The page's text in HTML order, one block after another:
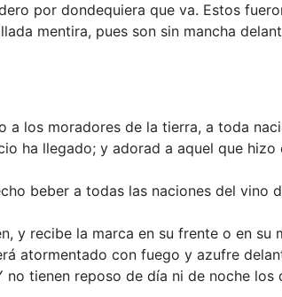
por dondequiera que va. Estos
mentira, pues son sin mancha
los moradores de la tierra, a toda
ha llegado; y adorad a aquel que hizo
beber a todas las naciones del vino
y recibe la marca en su frente o en su
atormentado con fuego y azufre
tienen reposo de día ni de noche los